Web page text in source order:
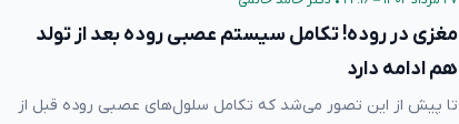
مغزی در روده! تکامل سیستم عصبی روده بعد از تولد
هم ادامه دارد
تا پیش از این تصور می‌شد که تکامل سلول‌های عصبی روده قبل از